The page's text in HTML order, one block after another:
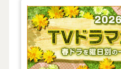
【2026年春】TVドラ